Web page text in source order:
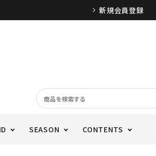
新規会員登録
SEASON CONTENTS